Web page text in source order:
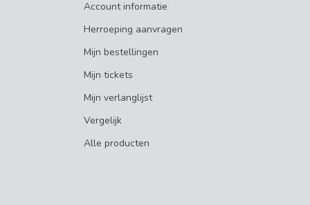
Account informatie
Herroeping aanvragen
Mijn bestellingen
Mijn tickets
Mijn verlanglijst
Vergelijk
Alle producten